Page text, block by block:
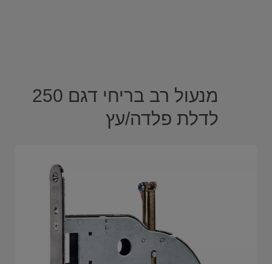
מנעול רב בריחי דגם 250
לדלת פלדה/עץ